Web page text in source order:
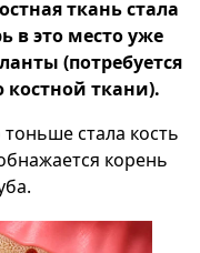
ткань стала
в это место уже
(потребуется
ткани).
стала кость
корень